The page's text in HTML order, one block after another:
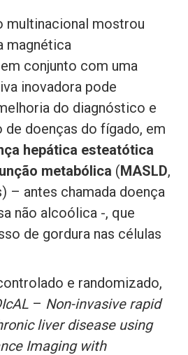
multinacional mostrou
magnética
conjunto com uma
inovadora pode
do diagnóstico e
de doenças do fígado, em
hepática esteatótica
metabólica (MASLD,
– antes chamada doença
não alcoólica -, que
de gordura nas células
e randomizado,
– Non-invasive rapid
liver disease using
Imaging with